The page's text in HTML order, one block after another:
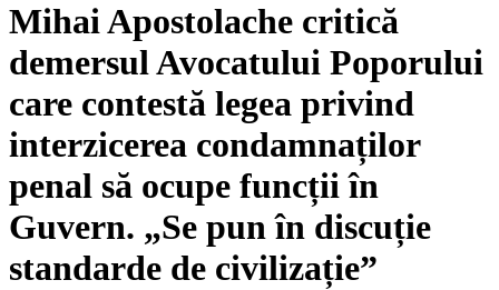
Mihai Apostolache critică
demersul Avocatului Poporului
care contestă legea privind
interzicerea condamnaților
penal să ocupe funcții în
Guvern. „Se pun în discuție
standarde de civilizație”